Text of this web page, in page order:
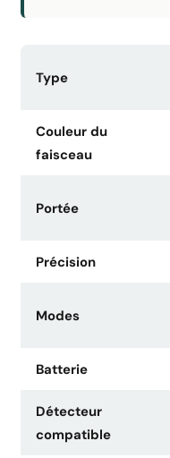
Type
Couleur du
faisceau
Portée
Précision
Modes
Batterie
Détecteur
compatible